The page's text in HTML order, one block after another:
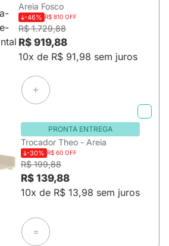
Areia Fosco
-46% R$ 810 OFF
R$ 1.729,88
R$ 919,88
10x de R$ 91,98 sem juros
PRONTA ENTREGA
Trocador Theo - Areia
-30% R$ 60 OFF
R$ 199,88
R$ 139,88
10x de R$ 13,98 sem juros
=